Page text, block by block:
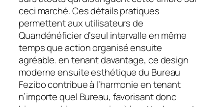
ceci marché. Ces détails pratiques
permettent aux utilisateurs de
Quandénéficier d’seul intervalle en même
temps que action organisé ensuite
agréable. en tenant davantage, ce design
moderne ensuite esthétique du Bureau
Fezibo contribue à l’harmonie en tenant
n’importe quel Bureau, favorisant donc